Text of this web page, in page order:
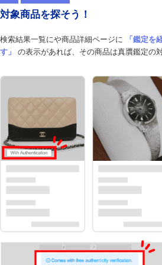
対象商品を探そう！
検索結果一覧にや商品詳細ページに
「鑑定を
す」
の表示があれば、その商品は真贋鑑定の